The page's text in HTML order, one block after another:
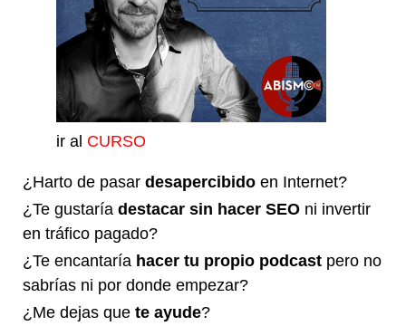
ir al CURSO
¿Harto de pasardesapercibido en Internet?
¿Te gustaríadestacar sin hacer SEO ni invertir
en tráfico pagado?
¿Te encantaría hacer tu propio podcast pero no
sabrías ni por donde empezar?
¿Me dejas quete ayude?